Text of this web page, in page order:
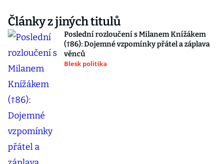
Články z jiných titulů
Poslední rozloučení s Milanem Knížákem
(†86): Dojemné vzpomínky přátel a záplava
věnců
Blesk politika